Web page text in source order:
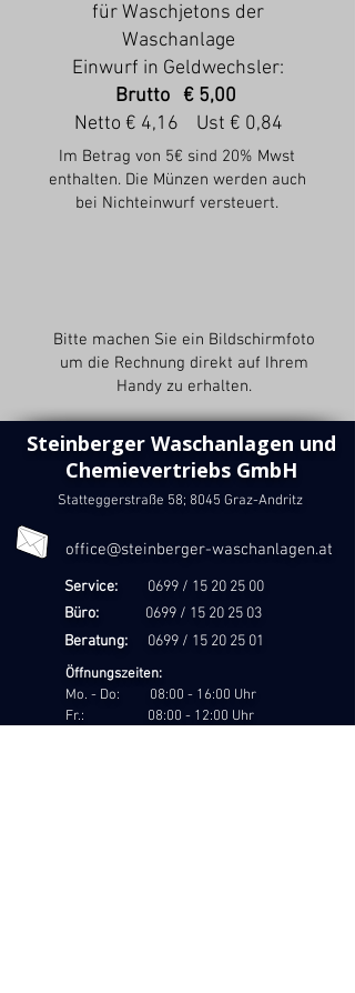
für Waschjetons der
Waschanlage
Einwurf in Geldwechsler:
Brutto € 5,00
Netto € 4,16 Ust € 0,84
Im Betrag von 5€ sind 20% Mwst
enthalten. Die Münzen werden auch
bei Nichteinwurf versteuert.
Bitte machen Sie ein Bildschirmfoto
um die Rechnung direkt auf Ihrem
Handy zu erhalten.
Steinberger Waschanlagen und
Chemievertriebs GmbH
Statteggerstraße 58; 8045 Graz-Andritz
office@steinberger-waschanlagen.at
Service: 0699 / 15 20 25 00
Büro: 0699 / 15 20 25 03
Beratung: 0699 / 15 20 25 01
Öffnungszeiten:
Mo. - Do: 08:00 - 16:00 Uhr
Fr.: 08:00 - 12:00 Uhr